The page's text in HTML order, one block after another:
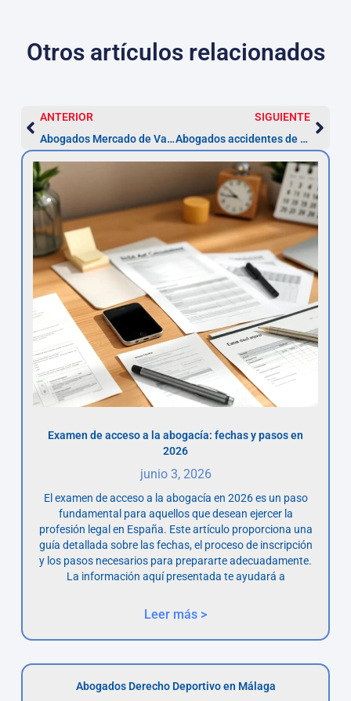
Otros artículos relacionados
ANTERIOR
Abogados Mercado de Valores en Girona – Especialistas
SIGUIENTE
Abogados accidentes de tráfico en Girona
Examen de acceso a la abogacía: fechas y pasos en
2026
junio 3, 2026
El examen de acceso a la abogacía en 2026 es un paso
fundamental para aquellos que desean ejercer la
profesión legal en España. Este artículo proporciona una
guía detallada sobre las fechas, el proceso de inscripción
y los pasos necesarios para prepararte adecuadamente.
La información aquí presentada te ayudará a
Leer más >
Abogados Derecho Deportivo en Málaga